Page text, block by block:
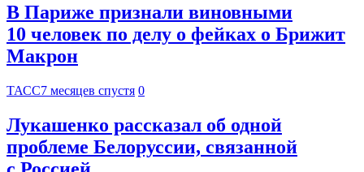
В Париже признали виновными
10 человек по делу о фейках о Брижит
Макрон
ТАСС7 месяцев спустя 0
Лукашенко рассказал об одной
проблеме Белоруссии, связанной